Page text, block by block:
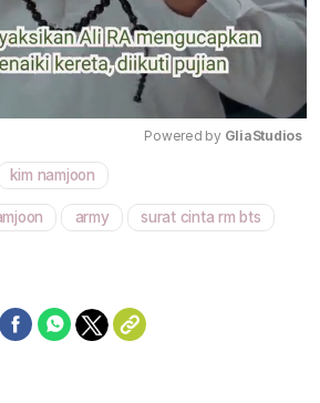
Powered by GliaStudios
kim namjoon
army surat cinta rm bts